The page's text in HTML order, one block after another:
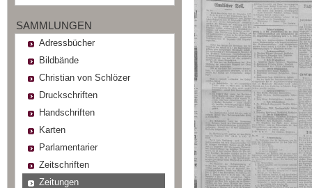
SAMMLUNGEN
Adressbücher
Bildbände
Christian von Schlözer
Druckschriften
Handschriften
Karten
Parlamentarier
Zeitschriften
Zeitungen